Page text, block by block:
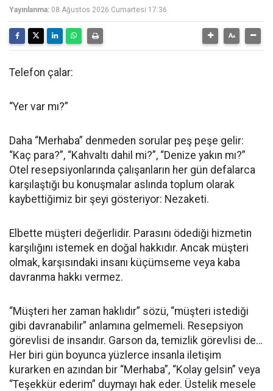
Yayınlanma: 08 Ağustos 2026 Cumartesi 17:36
Telefon çalar:
“Yer var mı?”
Daha “Merhaba” denmeden sorular peş peşe gelir:
“Kaç para?”, “Kahvaltı dahil mi?”, “Denize yakın mı?”
Otel resepsiyonlarında çalışanların her gün defalarca
karşılaştığı bu konuşmalar aslında toplum olarak
kaybettiğimiz bir şeyi gösteriyor: Nezaketi.
Elbette müşteri değerlidir. Parasını ödediği hizmetin
karşılığını istemek en doğal hakkıdır. Ancak müşteri
olmak, karşısındaki insanı küçümseme veya kaba
davranma hakkı vermez.
“Müşteri her zaman haklıdır” sözü, “müşteri istediği
gibi davranabilir” anlamına gelmemeli. Resepsiyon
görevlisi de insandır. Garson da, temizlik görevlisi de…
Her biri gün boyunca yüzlerce insanla iletişim
kurarken en azından bir “Merhaba”, “Kolay gelsin” veya
“Teşekkür ederim” duymayı hak eder. Üstelik mesele